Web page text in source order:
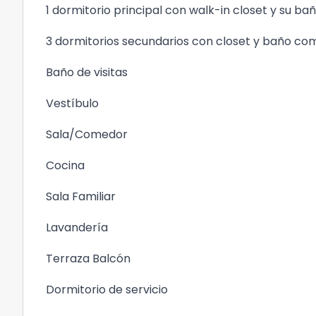
1 dormitorio principal con walk-in closet y su
3 dormitorios secundarios con closet y baño
Baño de visitas
Vestíbulo
Sala/Comedor
Cocina
Sala Familiar
Lavandería
Terraza Balcón
Dormitorio de servicio